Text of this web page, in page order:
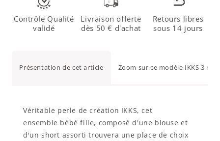
Contrôle Qualité
validé
Livraison offerte
dès 50 € d'achat
Retours libres
sous 14 jours
Présentation de cet article Zoom sur ce modèle IKKS 3
Véritable perle de création IKKS, cet
ensemble bébé fille, composé d'une blouse et
d'un short assorti trouvera une place de choix